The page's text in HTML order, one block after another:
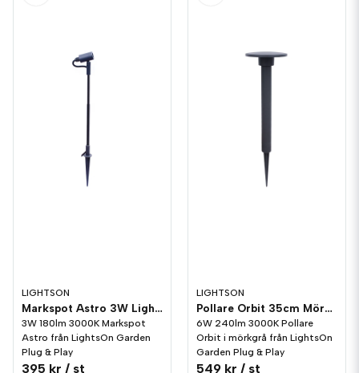
LIGHTSON
Markspot Astro 3W LightsOn Garden Plug & Play
3W 180lm 3000K Markspot
Astro från LightsOn Garden
Plug & Play
395 kr / st
LIGHTSON
Pollare Orbit 35cm Mörkgrå 6W LightsOn Garden Plug & Play
6W 240lm 3000K Pollare
Orbit i mörkgrå från LightsOn
Garden Plug & Play
549 kr / st